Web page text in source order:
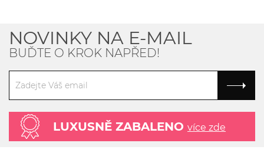
NOVINKY NA E-MAIL
BUĎTE O KROK NAPŘED!
LUXUSNĚ ZABALENO více zde